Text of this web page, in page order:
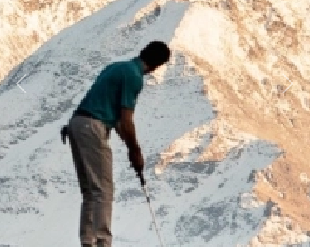
Previous Next